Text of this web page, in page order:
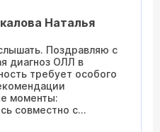
Наталья
Поздравляю с
диагноз ОЛЛ в
требует особого
моменты:
совместно с